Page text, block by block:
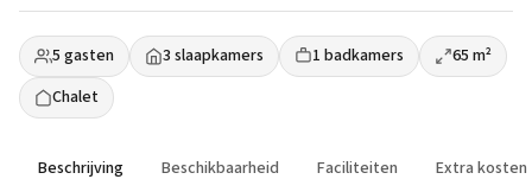
5 gasten 3 slaapkamers 1 badkamers
65 m²
Chalet
Beschrijving Beschikbaarheid Faciliteiten Extra kosten